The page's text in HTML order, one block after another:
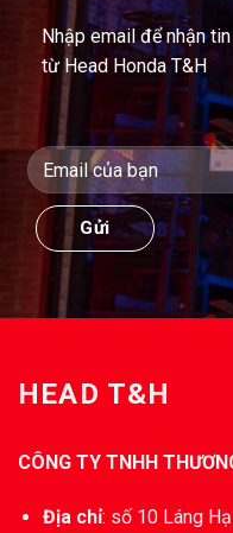
Nhập email để nhận
từ Head Honda T&H
HEAD T&H
CÔNG TY TNHH
Địa chỉ: số 10 Láng